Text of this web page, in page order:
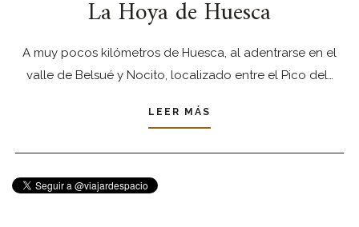
La Hoya de Huesca
A muy pocos kilómetros de Huesca, al adentrarse en el
valle de Belsué y Nocito, localizado entre el Pico del…
LEER MÁS